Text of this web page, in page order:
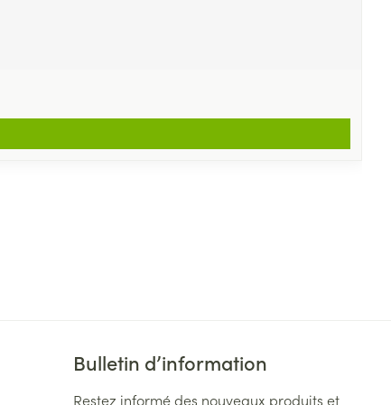
Bulletin d’information
Restez informé des nouveaux produits et